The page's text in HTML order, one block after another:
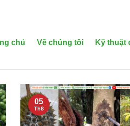
chủ Về chúng tôi Kỹ thuật
05
Th8